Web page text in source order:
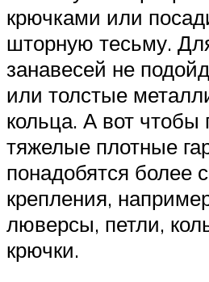
крючками или
шторную тесьму.
занавесей не
или толстые
кольца. А вот чтобы
тяжелые плотные
понадобятся более
крепления,
люверсы, петли,
крючки.